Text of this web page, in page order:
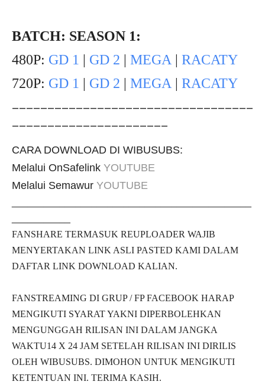
BATCH: SEASON 1:
480P: GD 1 GD 2 MEGA
RACATY
720P: GD 1 GD 2 MEGA RACATY
__________________________________
______________________
CARA DOWNLOAD DI WIBUSUBS:
Melalui OnSafelink YOUTUBE
Melalui Semawur YOUTUBE
FANSHARE TERMASUK REUPLOADER WAJIB
MENYERTAKAN LINK ASLI PASTED KAMI DALAM
DAFTAR LINK DOWNLOAD KALIAN.
FANSTREAMING DI GRUP / FP FACEBOOK HARAP
MENGIKUTI SYARAT YAKNI DIPERBOLEHKAN
MENGUNGGAH RILISAN INI DALAM JANGKA
WAKTU14 X 24 JAM SETELAH RILISAN INI DIRILIS
OLEH WIBUSUBS. DIMOHON UNTUK MENGIKUTI
KETENTUAN INI. TERIMA KASIH.